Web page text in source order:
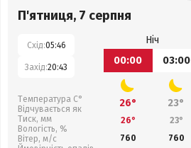
П'ятниця, 7 серпня
Схід:05:46
Захід:20:43
Температура С°
Відчувається як
Тиск, мм
Вологість, %
Вітер, м/с
Ніч
00:00
03:00
26° 23°
26° 23°
760
760